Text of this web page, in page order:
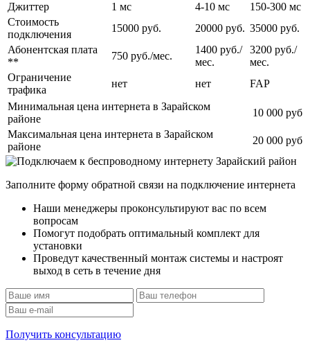
Джиттер
1 мс 4-10 мс
150-300 мс
Стоимость
подключения
15000 руб. 20000 руб. 35000 руб.
Абонентская плата
**
750 руб./мес.
1400 руб./
мес.
3200 руб./
мес.
Ограничение
трафика
нет нет
FAP
Минимальная цена интернета в Зарайском
районе
10 000 руб
Максимальная цена интернета в Зарайском
районе
20 000 руб
Заполните форму обратной связи на подключение интернета
Наши менеджеры проконсультируют вас по всем
вопросам
Помогут подобрать оптимальный комплект для
установки
Проведут качественный монтаж системы и настроят
выход в сеть в течение дня
Получить консультацию